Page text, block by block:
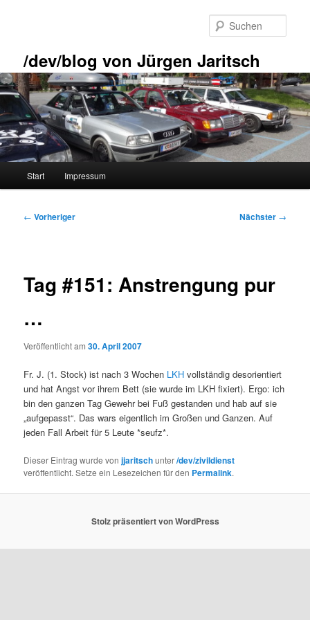
/dev/blog von Jürgen Jaritsch
Start Impressum
Beitragsnavigation
← Vorheriger Nächster →
Tag #151: Anstrengung pur
…
Veröffentlicht am30. April 2007
Fr. J. (1. Stock) ist nach 3 Wochen LKH vollständig desorientiert
und hat Angst vor ihrem Bett (sie wurde im LKH fixiert). Ergo: ich
bin den ganzen Tag Gewehr bei Fuß gestanden und hab auf sie
„aufgepasst“. Das wars eigentlich im Großen und Ganzen. Auf
jeden Fall Arbeit für 5 Leute *seufz*.
Dieser Eintrag wurde vonjjaritschunter/dev/zivildienst
veröffentlicht. Setze ein Lesezeichen für den Permalink.
Stolz präsentiert von WordPress